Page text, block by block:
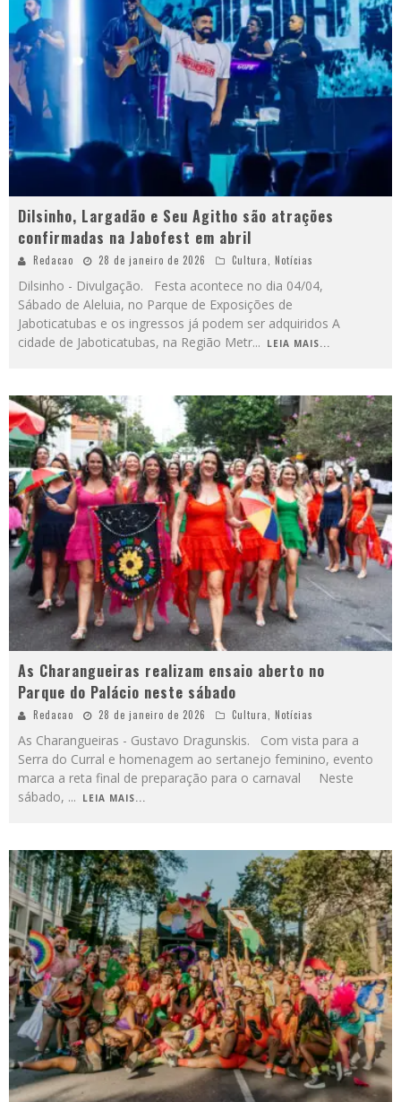
Dilsinho, Largadão e Seu Agitho são atrações
confirmadas na Jabofest em abril
Redacao 28 de janeiro de 2026 Cultura Notícias
Dilsinho - Divulgação. Festa acontece no dia 04/04,
Sábado de Aleluia, no Parque de Exposições de
Jaboticatubas e os ingressos já podem ser adquiridos A
cidade de Jaboticatubas, na Região Metr... LEIA MAIS...
As Charangueiras realizam ensaio aberto no
Parque do Palácio neste sábado
Redacao 28 de janeiro de 2026 Cultura, Notícias
As Charangueiras - Gustavo Dragunskis. Com vista para a
Serra do Curral e homenagem ao sertanejo feminino, evento
marca a reta final de preparação para o carnaval Neste
sábado, ... LEIA MAIS...